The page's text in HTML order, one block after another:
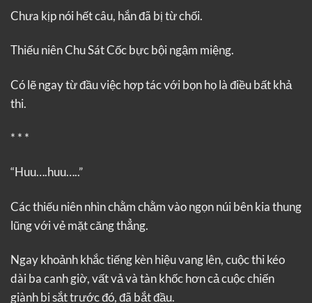
Chưa kịp nói hết câu, hắn đã bị từ chối.
Thiếu niên Chu Sát Cốc bực bội ngậm miệng.
Có lẽ ngay từ đầu việc hợp tác với bọn họ là điều bất khả
thi.
* * *
“Huu….huu…..”
Các thiếu niên nhìn chằm chằm vào ngọn núi bên kia thung
lũng với vẻ mặt căng thẳng.
Ngay khoảnh khắc tiếng kèn hiệu vang lên, cuộc thi kéo
dài ba canh giờ, vất vả và tàn khốc hơn cả cuộc chiến
giành bi sắt trước đó, đã bắt đầu.